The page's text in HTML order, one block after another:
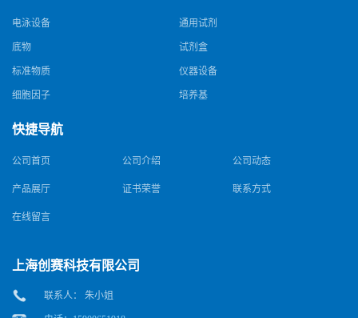
电泳设备 通用试剂
底物 试剂盒
标准物质 仪器设备
细胞因子 培养基
快捷导航
公司首页 公司介绍 公司动态
产品展厅 证书荣誉 联系方式
在线留言
上海创赛科技有限公司
联系人： 朱小姐